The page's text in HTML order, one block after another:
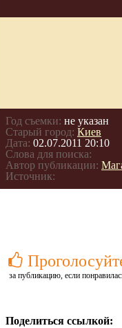
Год съемки: не указан
Старый город: Киев
Дата: 02.07.2011 20:10
Слова для поиска:
Автор публикации:
Источник:
за публикацию, если
Поделиться ссылкой: